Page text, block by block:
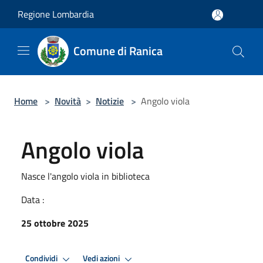
Regione Lombardia
Comune di Ranica
Home > Novità > Notizie > Angolo viola
Angolo viola
Nasce l'angolo viola in biblioteca
Data :
25 ottobre 2025
Condividi Vedi azioni